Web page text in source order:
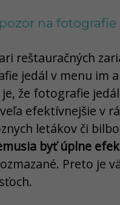
na fotografie
reštauračných
jedál v menu im
že fotografie
efektívnejšie v
letákov či
byť úplne
Preto je